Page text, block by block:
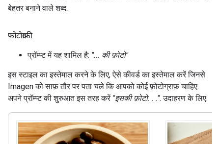
बेहतर बनाने वाले शब्द.
फ़ोटोग्राफ़ी
प्रॉम्प्ट में यह शामिल है: "... की फ़ोटो"
इस स्टाइल का इस्तेमाल करने के लिए, ऐसे कीवर्ड का इस्तेमाल करें जिनसे
Imagen को साफ़ तौर पर पता चले कि आपको कोई फ़ोटोग्राफ़ चाहिए.
अपने प्रॉम्प्ट की शुरुआत इस तरह करें "इसकी फ़ोटो. . .". उदाहरण के लिए: